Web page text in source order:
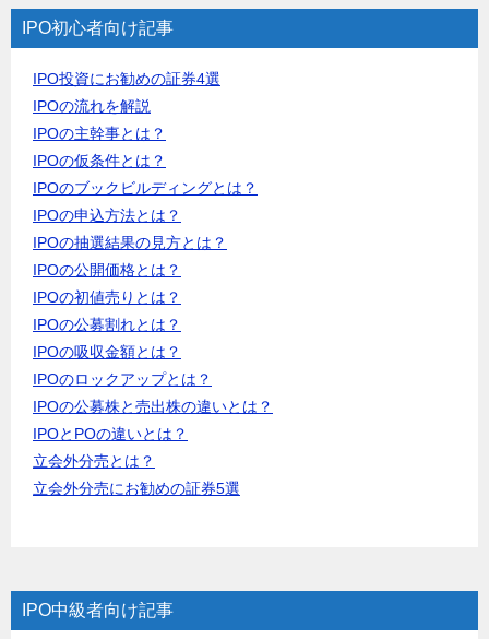
IPO初心者向け記事
IPO投資にお勧めの証券4選
IPOの流れを解説
IPOの主幹事とは？
IPOの仮条件とは？
IPOのブックビルディングとは？
IPOの申込方法とは？
IPOの抽選結果の見方とは？
IPOの公開価格とは？
IPOの初値売りとは？
IPOの公募割れとは？
IPOの吸収金額とは？
IPOのロックアップとは？
IPOの公募株と売出株の違いとは？
IPOとPOの違いとは？
立会外分売とは？
立会外分売にお勧めの証券5選
IPO中級者向け記事